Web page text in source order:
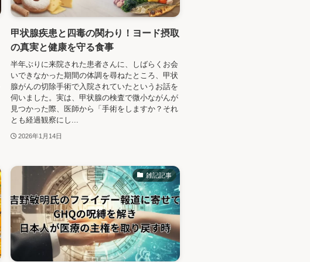
甲状腺疾患と四毒の関わり！ヨード摂取
の真実と健康を守る食事
半年ぶりに来院された患者さんに、しばらくお会
いできなかった期間の体調を尋ねたところ、甲状
腺がんの切除手術で入院されていたというお話を
伺いました。実は、甲状腺の検査で微小ながんが
見つかった際、医師から「手術をしますか？それ
とも経過観察にし...
2026年1月14日
雑記記事